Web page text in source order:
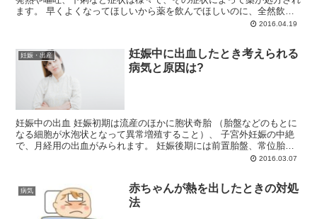
ます。 早くよくなってほしいから薬を飲んでほしいのに、全然飲ん
2016.04.19
妊娠・出産
妊娠中に出血したとき考えられる
病気と原因は?
妊娠中の出血 妊娠初期は流産のほかに胞状奇胎 （胎盤などのもとに
なる細胞が水泡状となって異常増殖すること）、 子宮外妊娠の中絶
で、月経用の出血がみられます。 妊娠後期には前置胎盤、常位胎盤
2016.03.07
病気
赤ちゃんが熱を出したときの対処
法